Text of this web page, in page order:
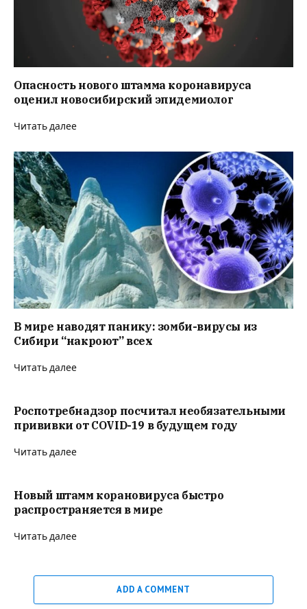
Опасность нового штамма коронавируса
оценил новосибирский эпидемиолог
Читать далее
В мире наводят панику: зомби-вирусы из
Сибири “накроют” всех
Читать далее
Роспотребнадзор посчитал необязательными
прививки от COVID-19 в будущем году
Читать далее
Новый штамм корановируса быстро
распространяется в мире
Читать далее
ADD A COMMENT